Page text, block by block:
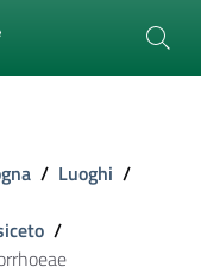
/ Luoghi /
/